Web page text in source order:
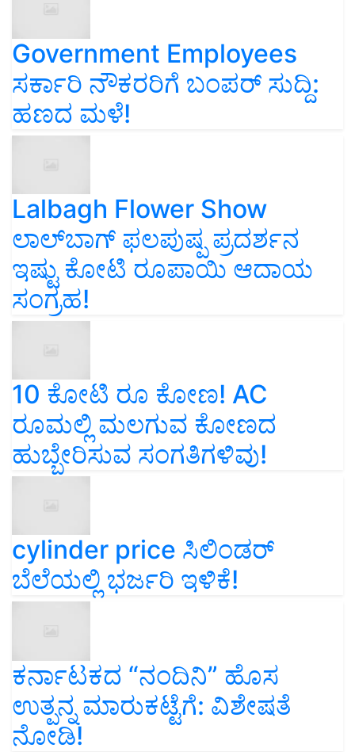
Government Employees
ಸರ್ಕಾರಿ ನೌಕರರಿಗೆ ಬಂಪರ್‌ ಸುದ್ದಿ:
ಹಣದ ಮಳೆ!
Lalbagh Flower Show
ಲಾಲ್‌ಬಾಗ್ ಫಲಪುಷ್ಪ ಪ್ರದರ್ಶನ
ಇಷ್ಟು ಕೋಟಿ ರೂಪಾಯಿ ಆದಾಯ
ಸಂಗ್ರಹ!
10 ಕೋಟಿ ರೂ ಕೋಣ! AC
ರೂಮಲ್ಲಿ ಮಲಗುವ ಕೋಣದ
ಹುಬ್ಬೇರಿಸುವ ಸಂಗತಿಗಳಿವು!
cylinder price ಸಿಲಿಂಡರ್‌
ಬೆಲೆಯಲ್ಲಿ ಭರ್ಜರಿ ಇಳಿಕೆ!
ಕರ್ನಾಟಕದ “ನಂದಿನಿ” ಹೊಸ
ಉತ್ಪನ್ನ ಮಾರುಕಟ್ಟೆಗೆ: ವಿಶೇಷತೆ
ನೋಡಿ!